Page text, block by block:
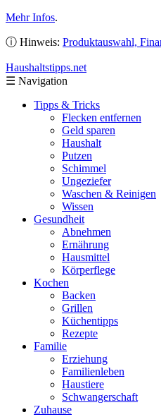
Mehr Infos.
ⓘ Hinweis: Produktauswahl,
Haushaltstipps.net
☰ Navigation
Tipps & Tricks
Flecken entfernen
Geld sparen
Haushalt
Putzen
Schimmel
Ungeziefer
Waschen & Reinigen
Wissen
Gesundheit
Abnehmen
Ernährung
Hausmittel
Körperflege
Kochen
Backen
Grillen
Küchentipps
Rezepte
Familie
Erziehung
Familienleben
Haustiere
Schwangerschaft
Zuhause